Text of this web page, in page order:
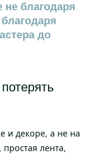
благодаря
до
и декоре, а не на
лента,